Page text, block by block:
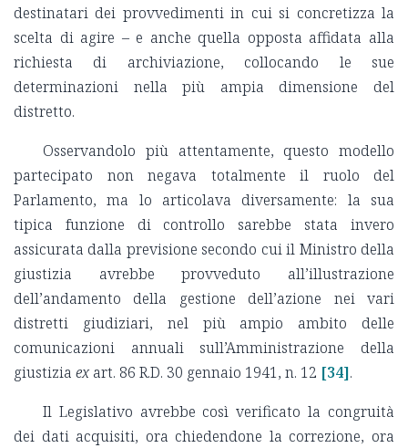
destinatari dei provvedimenti in cui si concretizza la
scelta di agire – e anche quella opposta affidata alla
richiesta di archiviazione, collocando le sue
determinazioni nella più ampia dimensione del
distretto.
Osservandolo più attentamente, questo modello
partecipato non negava totalmente il ruolo del
Parlamento, ma lo articolava diversamente: la sua
tipica funzione di controllo sarebbe stata invero
assicurata dalla previsione secondo cui il Ministro della
giustizia avrebbe provveduto all’illustrazione
dell’andamento della gestione dell’azione nei vari
distretti giudiziari, nel più ampio ambito delle
comunicazioni annuali sull’Amministrazione della
giustizia exart. 86 R.D. 30 gennaio 1941, n. 12 [34].
Il Legislativo avrebbe così verificato la congruità
dei dati acquisiti, ora chiedendone la correzione, ora